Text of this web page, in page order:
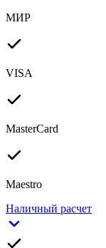
МИР
VISA
MasterCard
Maestro
Наличный расчет